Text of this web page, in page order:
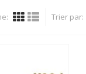
Trier par: